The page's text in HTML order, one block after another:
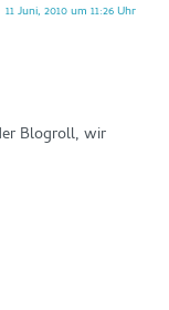
11 Juni, 2010 um 11:26 Uhr
Blogroll, wir